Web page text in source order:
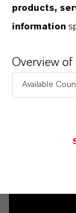
products,
information
Overview
Available